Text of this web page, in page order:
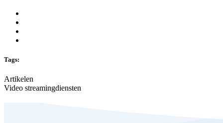
Tags:
Artikelen
Video streamingdiensten